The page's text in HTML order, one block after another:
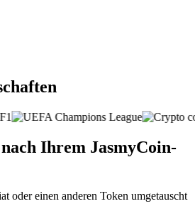
Ihrem JasmyCoin-
oder einen anderen Token umgetauscht